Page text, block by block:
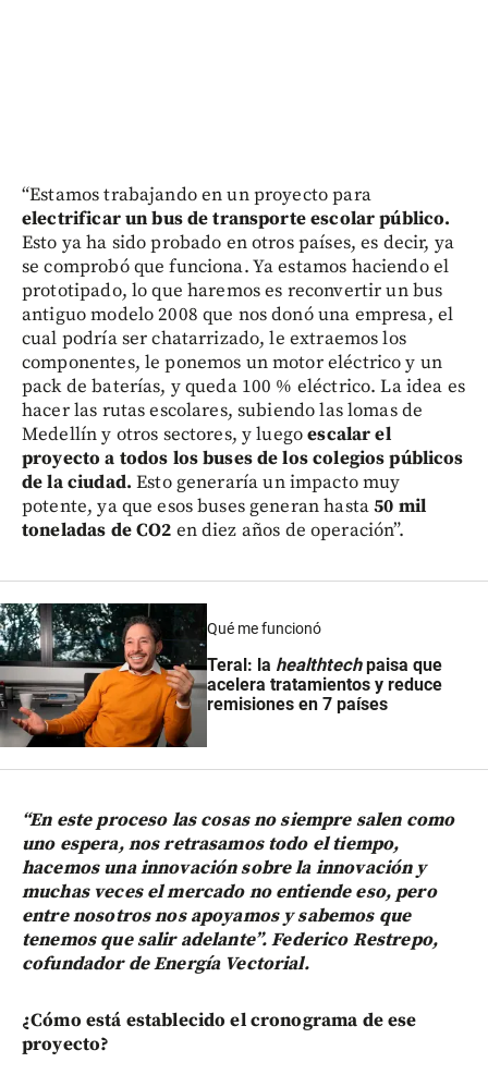
“Estamos trabajando en un proyecto para
electrificar un bus de transporte escolar público.
Esto ya ha sido probado en otros países, es decir, ya
se comprobó que funciona. Ya estamos haciendo el
prototipado, lo que haremos es reconvertir un bus
antiguo modelo 2008 que nos donó una empresa, el
cual podría ser chatarrizado, le extraemos los
componentes, le ponemos un motor eléctrico y un
pack de baterías, y queda 100 % eléctrico. La idea es
hacer las rutas escolares, subiendo las lomas de
Medellín y otros sectores, y luegoescalar el
proyecto a todos los buses de los colegios públicos
de la ciudad.Esto generaría un impacto muy
potente, ya que esos buses generan hasta50 mil
toneladas de CO2 en diez años de operación”.
Qué me funcionó
Teral: la healthtechpaisa que
acelera tratamientos y reduce
remisiones en 7 países
“En este proceso las cosas no siempre salen como
uno espera, nos retrasamos todo el tiempo,
hacemos una innovación sobre la innovación y
muchas veces el mercado no entiende eso, pero
entre nosotros nos apoyamos y sabemos que
tenemos que salir adelante”. Federico Restrepo,
cofundador de Energía Vectorial.
¿Cómo está establecido el cronograma de ese
proyecto?